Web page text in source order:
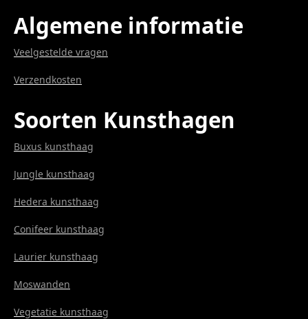
Algemene informatie
Veelgestelde vragen
Verzendkosten
Soorten Kunsthagen
Buxus kunsthaag
Jungle kunsthaag
Hedera kunsthaag
Conifeer kunsthaag
Laurier kunsthaag
Moswanden
Vegetatie kunsthaag